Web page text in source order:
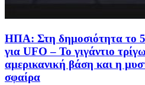
ΗΠΑ: Στη δημοσιότητα το
για UFO – Το γιγάντιο
αμερικανική βάση και η
σφαίρα